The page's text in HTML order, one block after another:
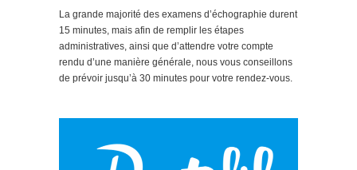
La grande majorité des examens d’échographie durent
15 minutes, mais afin de remplir les étapes
administratives, ainsi que d’attendre votre compte
rendu d’une manière générale, nous vous conseillons
de prévoir jusqu’à 30 minutes pour votre rendez-vous.